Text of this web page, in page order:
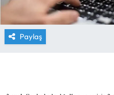
Paylaş